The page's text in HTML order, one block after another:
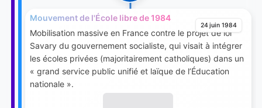
24 juin 1984
Mouvement de l'École libre de 1984
Mobilisation massive en France contre le projet de loi
Savary du gouvernement socialiste, qui visait à intégrer
les écoles privées (majoritairement catholiques) dans un
« grand service public unifié et laïque de l’Éducation
nationale ».